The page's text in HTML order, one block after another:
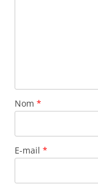
Nom *
E-mail *